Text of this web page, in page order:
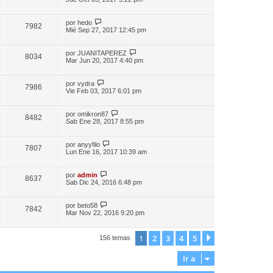
7982 por hedo
Mié Sep 27, 2017 12:45 pm
8034 por JUANITAPEREZ
Mar Jun 20, 2017 4:40 pm
7986 por vydra
Vie Feb 03, 2017 6:01 pm
8482 por omikron87
Sab Ene 28, 2017 8:55 pm
7807 por anyyfilo
Lun Ene 16, 2017 10:39 am
8637 por admin
Sab Dic 24, 2016 6:48 pm
7842 por beto58
Mar Nov 22, 2016 9:20 pm
156 temas 1 2 3 4 5
Ir a